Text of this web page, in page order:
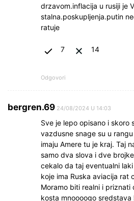
drzavom.inflacija u rusiji je
stalna.poskupljenja.putin
ratuje
7 14
Odgovori
bergren.69 24/08/2024 U 14:03
Sve je lepo opisano i skoro
vazdusne snage su u
imaju Amere tu je kraj. Taj
samo dva slova i dve
cekalo da taj eventualni
koje ima Ruska aviacija rat
Moramo biti realni i priznati
kosta mnoooogo sredstava